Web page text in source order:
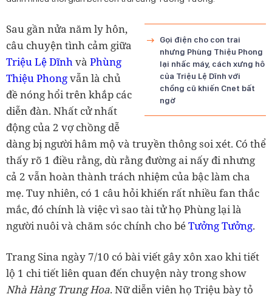
Gọi điện cho con trai
nhưng Phùng Thiệu Phong
lại nhấc máy, cách xưng hô
của Triệu Lệ Dĩnh với
chồng cũ khiến Cnet bất
ngờ
Sau gần nửa năm ly hôn,
câu chuyện tình cảm giữa
Triệu Lệ Dĩnhvà Phùng
Thiệu Phongvẫn là chủ
đề nóng hổi trên khắp các
diễn đàn. Nhất cử nhất
động của 2 vợ chồng dễ
dàng bị người hâm mộ và truyền thông soi xét. Có thể
thấy rõ 1 điều rằng, dù rằng đường ai nấy đi nhưng
cả 2 vẫn hoàn thành trách nhiệm của bậc làm cha
mẹ. Tuy nhiên, có 1 câu hỏi khiến rất nhiều fan thắc
mắc, đó chính là việc vì sao tài tử họ Phùng lại là
người nuôi và chăm sóc chính cho béTưởng Tưởng.
Trang Sina ngày 7/10 có bài viết gây xôn xao khi tiết
lộ 1 chi tiết liên quan đến chuyện này trong show
Nhà Hàng Trung Hoa. Nữ diễn viên họ Triệu bày tỏ